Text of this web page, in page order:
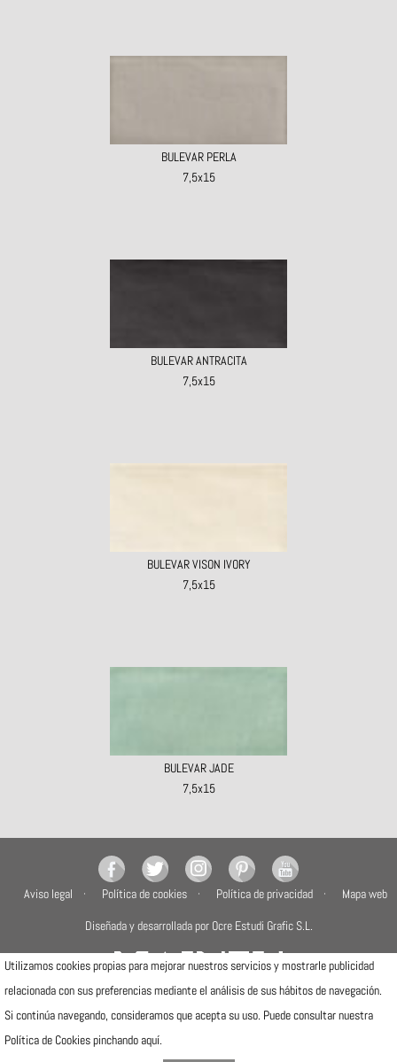
BULEVAR PERLA
7,5x15
BULEVAR ANTRACITA
7,5x15
BULEVAR VISON IVORY
7,5x15
BULEVAR JADE
7,5x15
Aviso legal Política de cookies Política de privacidad
Mapa web
Diseñada y desarrollada por Ocre Estudi Grafic S.L.
Camí de la Travessa, 17
12540 Vila-real (Castellón)
Telfs: (+34) 964506300 · (+34) 964506301
Utilizamos cookies propias para mejorar nuestros servicios y mostrarle publicidad
relacionada con sus preferencias mediante el análisis de sus hábitos de navegación.
Si continúa navegando, consideramos que acepta su uso. Puede consultar nuestra
Política de Cookies pinchando aquí.